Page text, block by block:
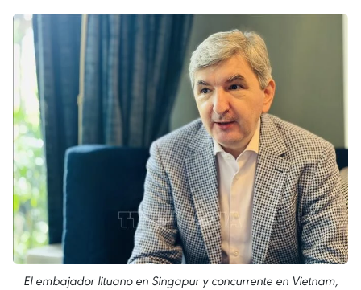
El embajador lituano en Singapur y concurrente en Vietnam,